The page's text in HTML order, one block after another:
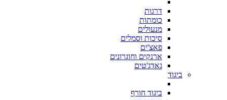
דרגות
כומתות
מנעולים
סיכות וסמלים
פאצ'ים
ארנקים וחוגרונים
גאדג'טים
ביגוד
ביגוד חורף